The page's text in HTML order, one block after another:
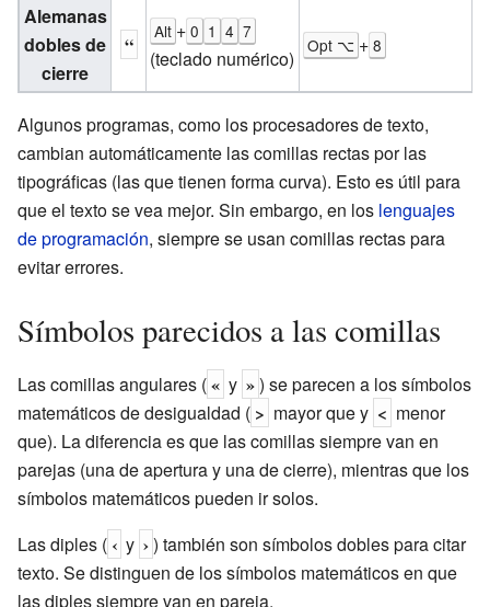
Alemanas
dobles de
cierre
“
Alt + 0 1 4 7
(teclado numérico)
Opt ⌥ + 8
Algunos programas, como los procesadores de texto,
cambian automáticamente las comillas rectas por las
tipográficas (las que tienen forma curva). Esto es útil para
que el texto se vea mejor. Sin embargo, en los lenguajes
de programación, siempre se usan comillas rectas para
evitar errores.
Símbolos parecidos a las comillas
Las comillas angulares (« y ») se parecen a los símbolos
matemáticos de desigualdad ( > mayor que y < menor
que). La diferencia es que las comillas siempre van en
parejas (una de apertura y una de cierre), mientras que los
símbolos matemáticos pueden ir solos.
Las diples ( ‹ y ›) también son símbolos dobles para citar
texto. Se distinguen de los símbolos matemáticos en que
las diples siempre van en pareja.